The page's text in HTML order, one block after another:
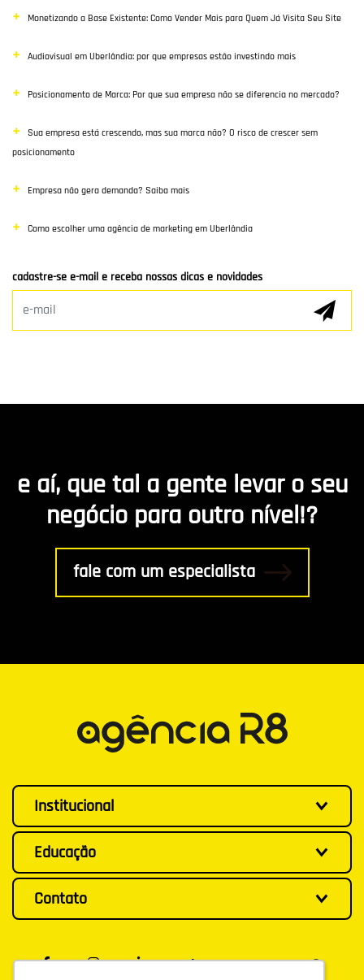
Google Ads
E-commerce
Poisiconamento e Branding
SEO
Marketing Digital
Desenvolvimento de app
R8 Indica
Gestão
Monetizando a Base Existente: Como Vender Mais para Quem Já Visita Seu Site
Audiovisual em Uberlândia: por que empresas estão investindo mais
Posicionamento de Marca: Por que sua empresa não se diferencia no mercado?
Sua empresa está crescendo, mas sua marca não? O risco de crescer sem
posicionamento
Empresa não gera demanda? Saiba mais
Como escolher uma agência de marketing em Uberlândia
cadastre-se e-mail e receba nossas dicas e novidades
e aí, que tal a gente levar o seu
negócio para outro nível!?
fale com um especialista
Institucional
Educação
Contato